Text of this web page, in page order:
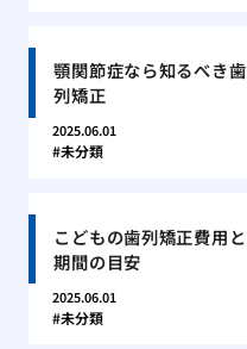
顎関節症なら知るべき歯
列矯正
2025.06.01
未分類
こどもの歯列矯正費用と
期間の目安
2025.06.01
未分類